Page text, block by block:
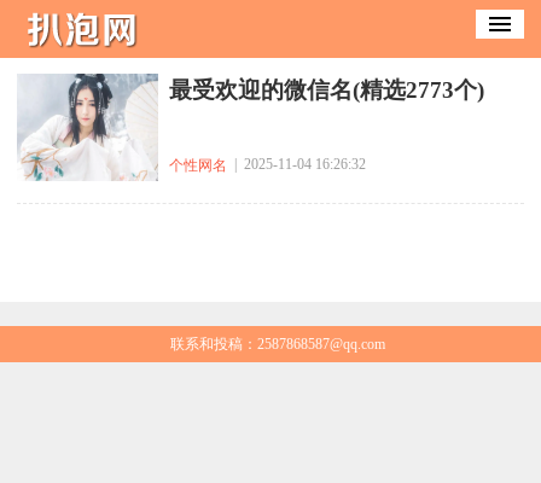
​最受欢迎的微信名(精选2773个)
个性网名 | 2025-11-04 16:26:32
联系和投稿：2587868587@qq.com